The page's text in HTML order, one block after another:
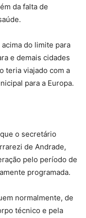
da falta de
do limite para
e demais cidades
teria viajado com a
para a Europa.
o secretário
de Andrade,
pelo período de
programada.
normalmente, de
técnico e pela